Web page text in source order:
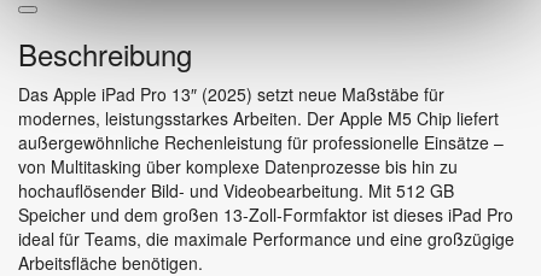
Beschreibung
Das Apple iPad Pro 13″ (2025) setzt neue Maßstäbe für
modernes, leistungsstarkes Arbeiten. Der Apple M5 Chip liefert
außergewöhnliche Rechenleistung für professionelle Einsätze –
von Multitasking über komplexe Datenprozesse bis hin zu
hochauflösender Bild- und Videobearbeitung. Mit 512 GB
Speicher und dem großen 13-Zoll-Formfaktor ist dieses iPad Pro
ideal für Teams, die maximale Performance und eine großzügige
Arbeitsfläche benötigen.